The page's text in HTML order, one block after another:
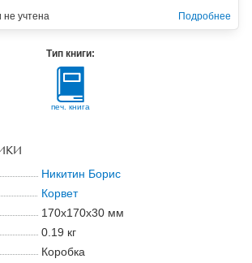
не учтена Подробнее
Тип книги:
печ. книга
Никитин Борис
Корвет
170x170x30 мм
0.19 кг
Коробка